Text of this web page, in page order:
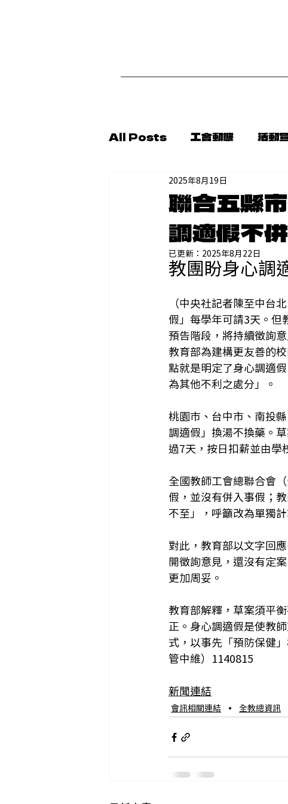
All Posts 工會動態 活動
代轉消息 新聞稿
聯合五縣
調適假不
2025年8月19日
已更新： 2025年8月22日
教團盼身心調
（中央社記者陳至中台
假」每學年可請3天。但
預告階段，將持續徵詢意
教育部為建構更友善的
點就是明定了身心調適
為其他不利之處分」。
桃園市、台中市、南投
調適假」換湯不換藥。
過7天，按日扣薪並由學
全國教師工會總聯合會
假，並沒有併入事假；
不至」，呼籲改為單獨計
對此，教育部以文字回
開徵詢意見，還沒有定
更加周妥。
教育部解釋，草案須平
正。身心調適假是使教
式，以事先「預防保健
管中維）1140815
新聞連結
會訊相關連結 全教總資訊